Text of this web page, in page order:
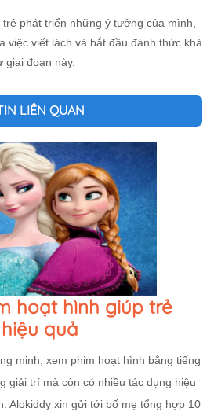
phát triển những ý tưởng của mình,
việc viết lách và bắt đầu đánh thức khả
giai đoạn này.
LIÊN QUAN
hoạt hình giúp trẻ
quả
minh, xem phim hoạt hình bằng tiếng
giải trí mà còn có nhiều tác dụng hiệu
Alokiddy xin gửi tới bố mẹ tổng hợp 10